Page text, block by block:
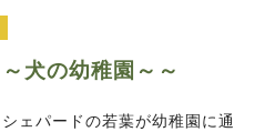
犬の幼稚園～～
ェパードの若葉が幼稚園に通